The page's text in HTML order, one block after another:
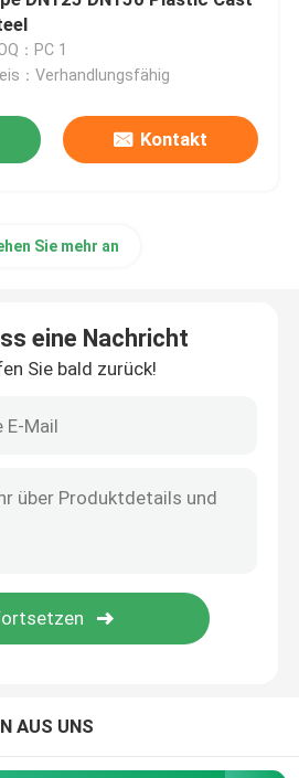
：PC 1
：Verhandlungsfähig
Kontakt
Sie mehr an
eine Nachricht
Sie bald zurück!
AUS UNS